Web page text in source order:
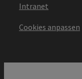
Intranet
Cookies anpassen